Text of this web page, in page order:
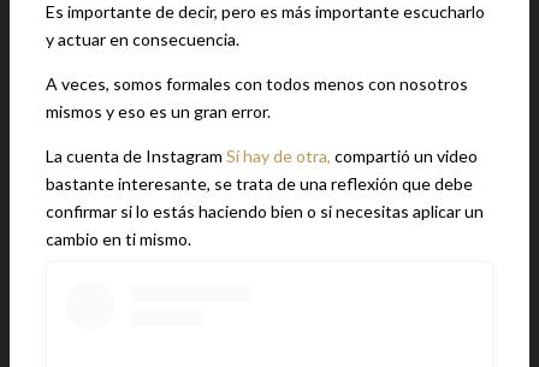
Es importante de decir, pero es más importante escucharlo
y actuar en consecuencia.
A veces, somos formales con todos menos con nosotros
mismos y eso es un gran error.
La cuenta de Instagram Sí hay de otra, compartió un video
bastante interesante, se trata de una reflexión que debe
confirmar si lo estás haciendo bien o si necesitas aplicar un
cambio en ti mismo.